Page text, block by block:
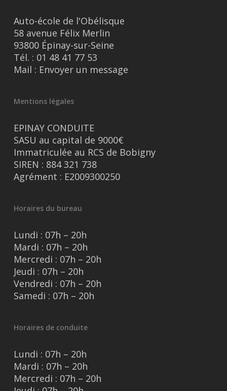
Auto-école de l'Obélisque
58 avenue Félix Merlin
93800 Épinay-sur-Seine
Tél. : 01 48 41 77 53
Mail : Envoyer un message
Mentions légales
EPINAY CONDUITE
SASU au capital de 9000€
Immatriculée au RCS de Bobigny
SIREN : 884 321 738
Agrément : E2009300250
Horaires du bureau
Lundi : 07h – 20h
Mardi : 07h – 20h
Mercredi : 07h – 20h
Jeudi : 07h – 20h
Vendredi : 07h – 20h
Samedi : 07h – 20h
Horaires de conduite
Lundi : 07h – 20h
Mardi : 07h – 20h
Mercredi : 07h – 20h